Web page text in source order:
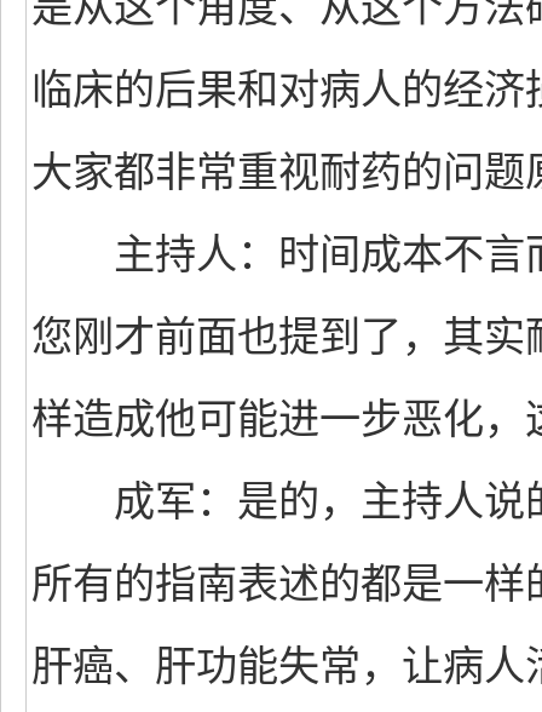
临床的后果和对病人的经
大家都非常重视耐药的问题
主持人：时间成本不言
您刚才前面也提到了，其
样造成他可能进一步恶化
成军：是的，主持人说
所有的指南表述的都是一
肝癌、肝功能失常，让病